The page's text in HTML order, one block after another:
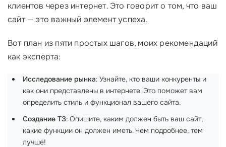
клиентов через интернет. Это говорит о том, что ваш
сайт — это важный элемент успеха.
Вот план из пяти простых шагов, моих рекомендаций
как эксперта:
Исследование рынка: Узнайте, кто ваши конкуренты и
как они представлены в интернете. Это поможет вам
определить стиль и функционал вашего сайта.
Создание ТЗ: Опишите, каким должен быть ваш сайт,
какие функции он должен иметь. Чем подробнее, тем
лучше!